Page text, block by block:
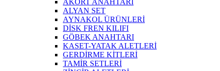
AKORT ANAHTARI
ALYAN SET
AYNAKOL ÜRÜNLERİ
DİSK FREN KILIFI
GÖBEK ANAHTARI
KASET-YATAK ALETLERİ
GERDİRME KİTLERİ
TAMİR SETLERİ